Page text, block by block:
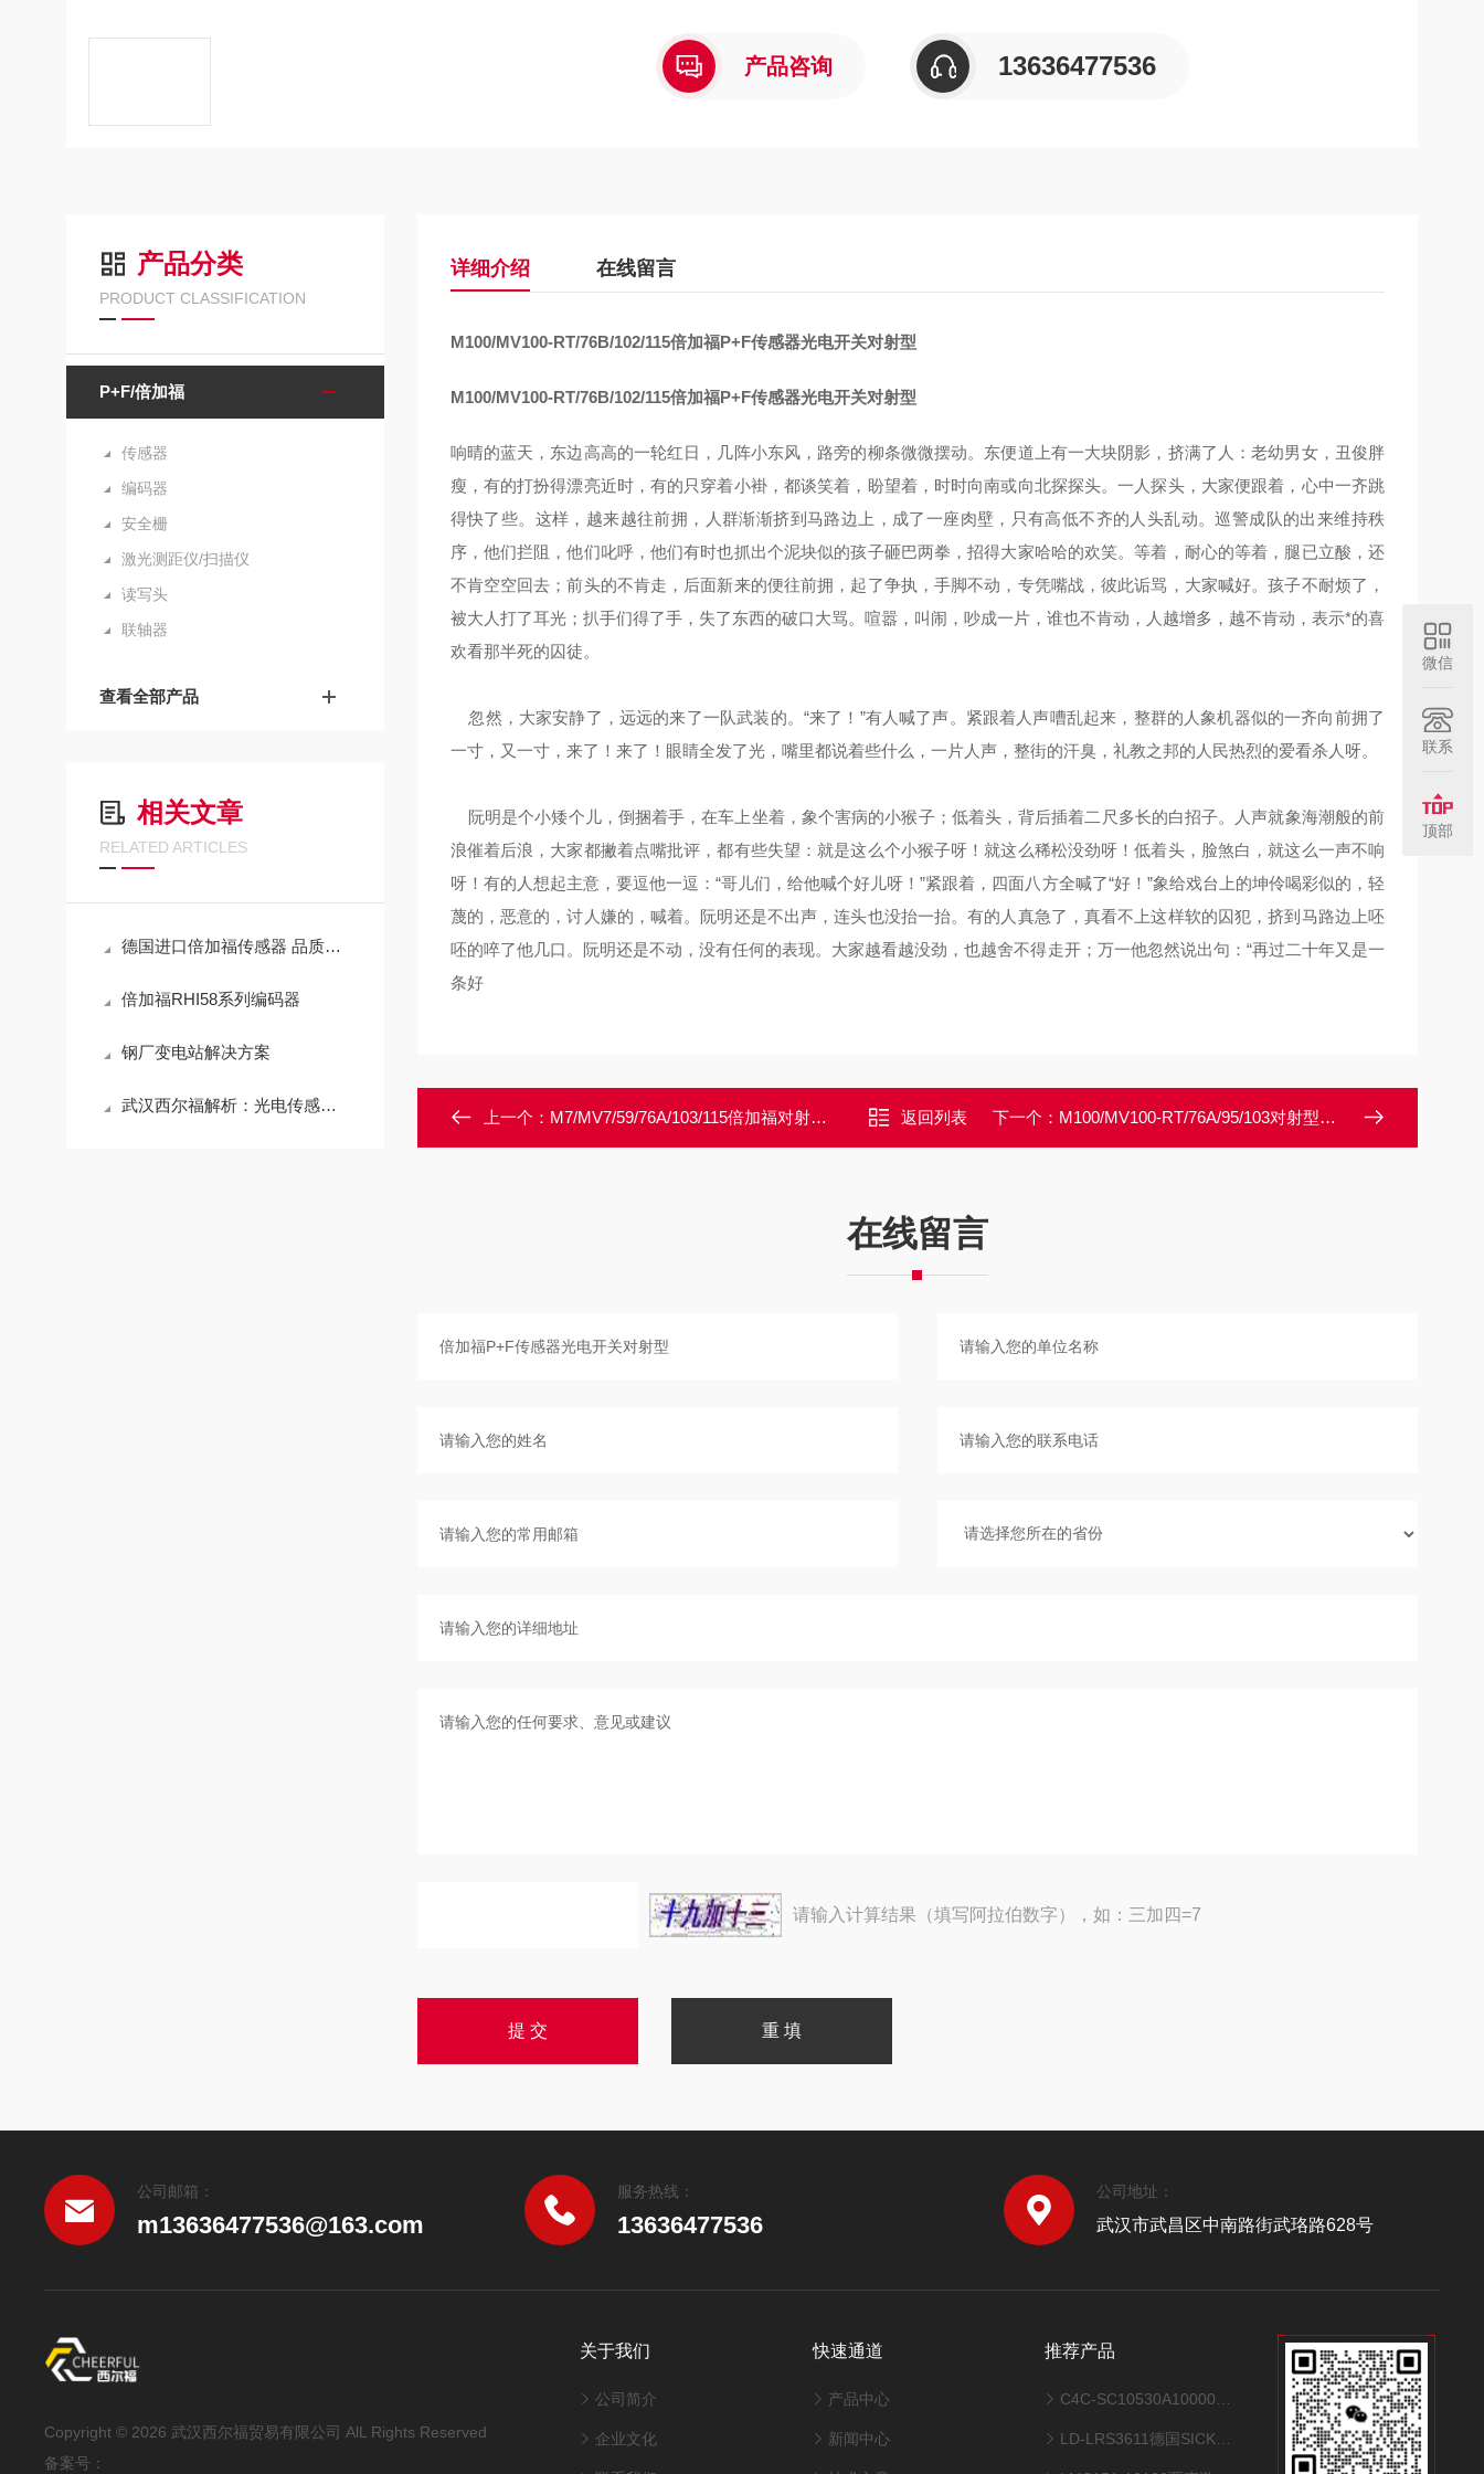
产品咨询 13636477536
产品分类
PRODUCT CLASSIFICATION
P+F/倍加福
传感器
编码器
安全栅
激光测距仪/扫描仪
读写头
联轴器
查看全部产品
相关文章
RELATED ARTICLES
德国进口倍加福传感器 品质服务 优质售后就在武汉西尔福
倍加福RHI58系列编码器
钢厂变电站解决方案
武汉西尔福解析：光电传感器的工作原理
详细介绍 在线留言
M100/MV100-RT/76B/102/115倍加福P+F传感器光电开关对射型
M100/MV100-RT/76B/102/115倍加福P+F传感器光电开关对射型
响晴的蓝天，东边高高的一轮红日，几阵小东风，路旁的柳条微微摆动。东便道上有一大块阴影，挤满了人：老幼男女，丑俊胖
瘦，有的打扮得漂亮近时，有的只穿着小褂，都谈笑着，盼望着，时时向南或向北探探头。一人探头，大家便跟着，心中一齐跳
得快了些。这样，越来越往前拥，人群渐渐挤到马路边上，成了一座肉壁，只有高低不齐的人头乱动。巡警成队的出来维持秩
序，他们拦阻，他们叱呼，他们有时也抓出个泥块似的孩子砸巴两拳，招得大家哈哈的欢笑。等着，耐心的等着，腿已立酸，还
不肯空空回去；前头的不肯走，后面新来的便往前拥，起了争执，手脚不动，专凭嘴战，彼此诟骂，大家喊好。孩子不耐烦了，
被大人打了耳光；扒手们得了手，失了东西的破口大骂。喧嚣，叫闹，吵成一片，谁也不肯动，人越增多，越不肯动，表示*的喜
欢看那半死的囚徒。
忽然，大家安静了，远远的来了一队武装的。“来了！”有人喊了声。紧跟着人声嘈乱起来，整群的人象机器似的一齐向前拥了
一寸，又一寸，来了！来了！眼睛全发了光，嘴里都说着些什么，一片人声，整街的汗臭，礼教之邦的人民热烈的爱看杀人呀。
阮明是个小矮个儿，倒捆着手，在车上坐着，象个害病的小猴子；低着头，背后插着二尺多长的白招子。人声就象海潮般的前
浪催着后浪，大家都撇着点嘴批评，都有些失望：就是这么个小猴子呀！就这么稀松没劲呀！低着头，脸煞白，就这么一声不响
呀！有的人想起主意，要逗他一逗：“哥儿们，给他喊个好儿呀！”紧跟着，四面八方全喊了“好！”象给戏台上的坤伶喝彩似的，轻
蔑的，恶意的，讨人嫌的，喊着。阮明还是不出声，连头也没抬一抬。有的人真急了，真看不上这样软的囚犯，挤到马路边上呸
呸的啐了他几口。阮明还是不动，没有任何的表现。大家越看越没劲，也越舍不得走开；万一他忽然说出句：“再过二十年又是一
条好
上一个： M7/MV7/59/76A/103/115倍加福对射型传感器库存大量现货正品 返回列表 下一个： M100/MV100-RT/76A/95/103对射型传感器德国倍加福专业打造
在线留言
请输入计算结果（填写阿拉伯数字），如：三加四=7
公司邮箱：
m13636477536@163.com
服务热线：
13636477536
公司地址：
武汉市武昌区中南路街武珞路628号
Copyright © 2026 武汉西尔福贸易有限公司 AlL Rights Reserved
备案号：
关于我们
公司简介
企业文化
快速通道
产品中心
新闻中心
推荐产品
C4C-SC10530A10000德国SICK光栅尺传感器经济型安全光幕
LD-LRS3611德国SICK西克激光雷达扫描仪
微信
联系
顶部